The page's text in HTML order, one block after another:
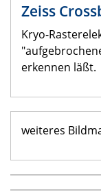
Zeiss
Kryo-
erkennen läßt.
weiteres